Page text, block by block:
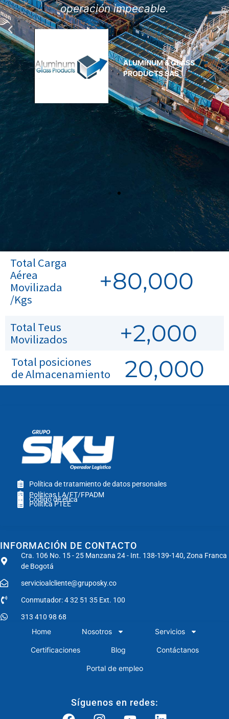
operación impecable.
ALUMINUM & GLASS
PRODUCTS SAS
Total Carga
Aérea
Movilizada
/Kgs
+80,000
Total Teus
Movilizados
+2,000
Total posiciones
de Almacenamiento
20,000
Política de tratamiento de datos personales
Políticas LA/FT/FPADM
Código de ética
Política PTEE
INFORMACIÓN DE CONTACTO
Cra. 106 No. 15 - 25 Manzana 24 - Int. 138-139-140, Zona Franca
de Bogotá
servicioalcliente@gruposky.co
Conmutador: 4 32 51 35 Ext. 100
313 410 98 68
Home Nosotros Servicios
Certificaciones Blog Contáctanos
Portal de empleo
Síguenos en redes: